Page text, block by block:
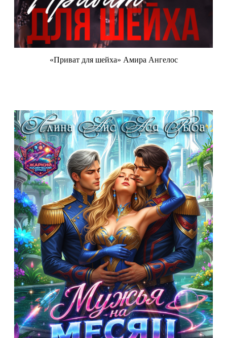
«Приват для шейха» Амира Ангелос